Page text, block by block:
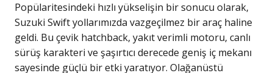
Popülaritesindeki hızlı yükselişin bir sonucu olarak,
Suzuki Swift yollarımızda vazgeçilmez bir araç haline
geldi. Bu çevik hatchback, yakıt verimli motoru, canlı
sürüş karakteri ve şaşırtıcı derecede geniş iç mekanı
sayesinde güçlü bir etki yaratıyor. Olağanüstü